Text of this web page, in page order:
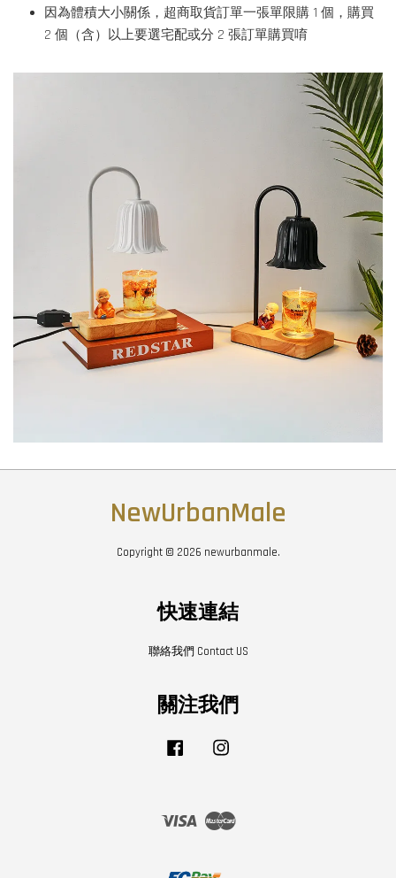
因為體積大小關係，超商取貨訂單一張單限購 1 個，購買
2 個（含）以上要選宅配或分 2 張訂單購買唷
NewUrbanMale
Copyright © 2026 newurbanmale.
快速連結
聯絡我們 Contact US
關注我們
Facebook
Visa Master